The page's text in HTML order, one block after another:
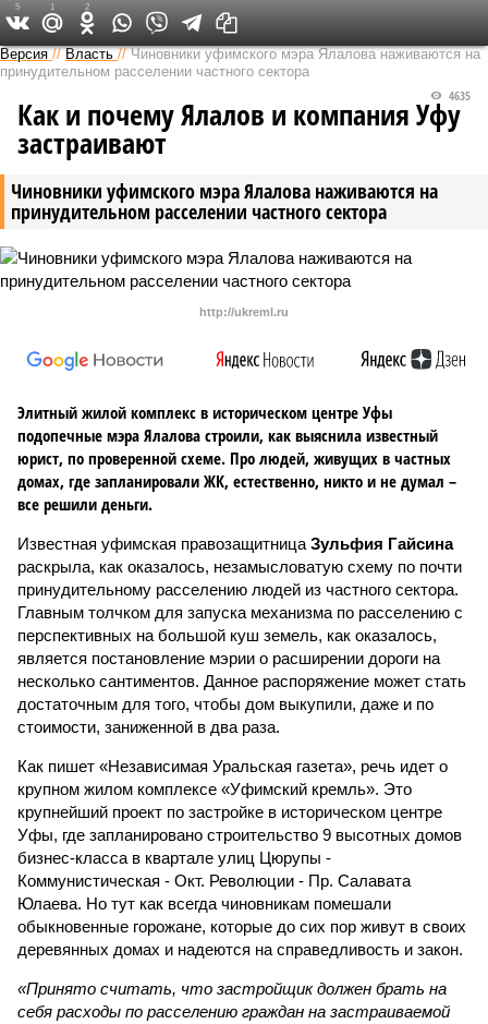
Версия в Башкирии
Версия //Власть //Чиновники уфимского мэра Ялалова наживаются на
принудительном расселении частного сектора
Чиновники уфимского мэра Ялалова наживаются на
принудительном расселении частного сектора
4635
Как и почему Ялалов и компания Уфу
застраивают
http://ukreml.ru
Элитный жилой комплекс в историческом центре Уфы
подопечные мэра Ялалова строили, как выяснила известный
юрист, по проверенной схеме. Про людей, живущих в частных
домах, где запланировали ЖК, естественно, никто и не думал –
все решили деньги.
Известная уфимская правозащитница Зульфия Гайсина
раскрыла, как оказалось, незамысловатую схему по почти
принудительному расселению людей из частного сектора.
Главным толчком для запуска механизма по расселению с
перспективных на большой куш земель, как оказалось,
является постановление мэрии о расширении дороги на
несколько сантиментов. Данное распоряжение может стать
достаточным для того, чтобы дом выкупили, даже и по
стоимости, заниженной в два раза.
Как пишет «Независимая Уральская газета», речь идет о
крупном жилом комплексе «Уфимский кремль». Это
крупнейший проект по застройке в историческом центре
Уфы, где запланировано строительство 9 высотных домов
бизнес-класса в квартале улиц Цюрупы -
Коммунистическая - Окт. Революции - Пр. Салавата
Юлаева. Но тут как всегда чиновникам помешали
обыкновенные горожане, которые до сих пор живут в своих
деревянных домах и надеются на справедливость и закон.
«Принято считать, что застройщик должен брать на
себя расходы по расселению граждан на застраиваемой
5 1 2